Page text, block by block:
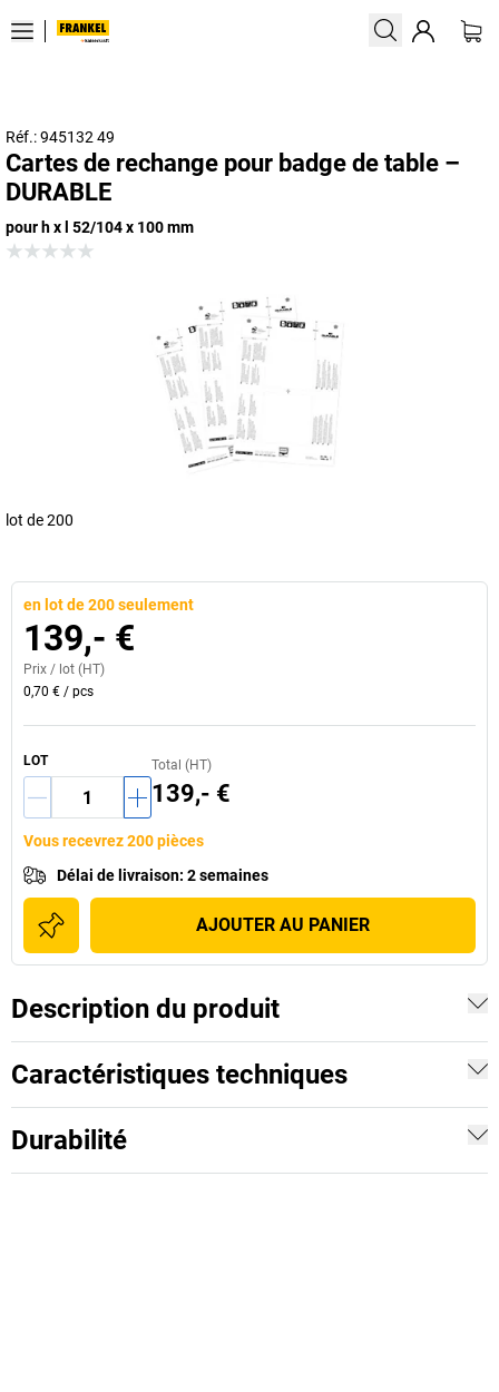
Réf.: 945132 49
Cartes de rechange pour badge de table –
DURABLE
pour h x l 52/104 x 100 mm
lot de 200
en lot de 200 seulement
139,- €
Prix / lot (HT)
0,70 € / pcs
LOT Total (HT)
139,- €
Vous recevrez 200 pièces
Délai de livraison: 2 semaines
AJOUTER AU PANIER
Description du produit
Caractéristiques techniques
Durabilité